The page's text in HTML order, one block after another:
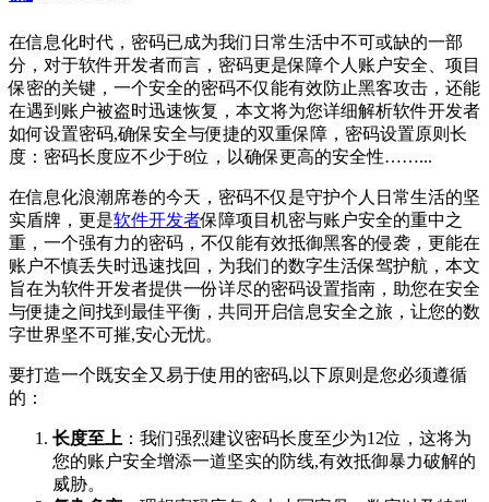
在信息化时代，密码已成为我们日常生活中不可或缺的一部
分，对于软件开发者而言，密码更是保障个人账户安全、项目
保密的关键，一个安全的密码不仅能有效防止黑客攻击，还能
在遇到账户被盗时迅速恢复，本文将为您详细解析软件开发者
如何设置密码,确保安全与便捷的双重保障，密码设置原则长
度：密码长度应不少于8位，以确保更高的安全性……...
在信息化浪潮席卷的今天，密码不仅是守护个人日常生活的坚
实盾牌，更是软件开发者保障项目机密与账户安全的重中之
重，一个强有力的密码，不仅能有效抵御黑客的侵袭，更能在
账户不慎丢失时迅速找回，为我们的数字生活保驾护航，本文
旨在为软件开发者提供一份详尽的密码设置指南，助您在安全
与便捷之间找到最佳平衡，共同开启信息安全之旅，让您的数
字世界坚不可摧,安心无忧。
要打造一个既安全又易于使用的密码,以下原则是您必须遵循
的：
长度至上 ：我们强烈建议密码长度至少为12位，这将为
您的账户安全增添一道坚实的防线,有效抵御暴力破解的
威胁。